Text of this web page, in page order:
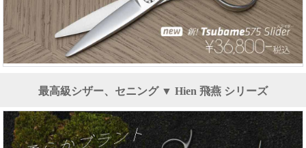
最高級シザー、セニング ▼ Hien 飛燕 シリーズ